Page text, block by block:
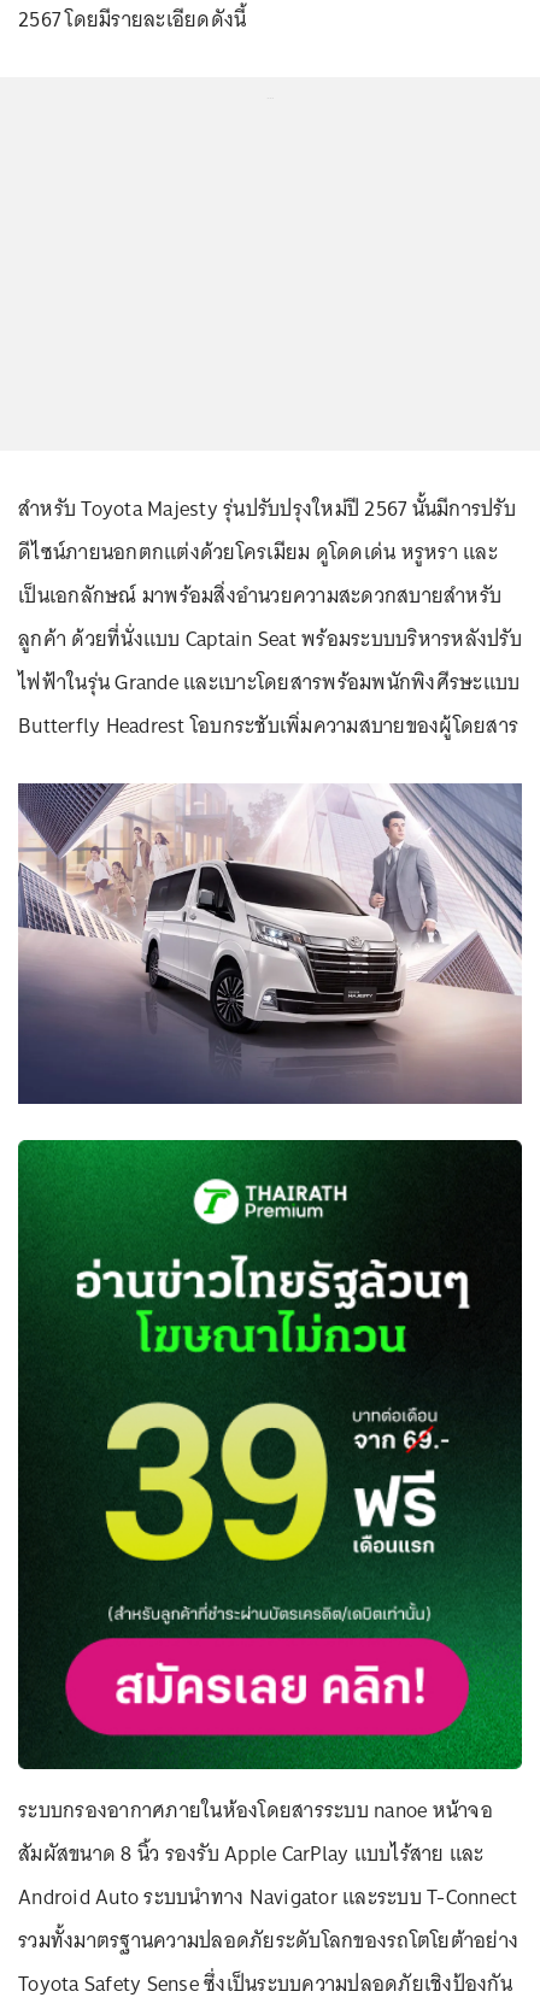
2567 โดยมีรายละเอียดดังนี้
สำหรับ Toyota Majesty รุ่นปรับปรุงใหม่ปี 2567 นั้นมีการปรับ
ดีไซน์ภายนอกตกแต่งด้วยโครเมียม ดูโดดเด่น หรูหรา และ
เป็นเอกลักษณ์ มาพร้อมสิ่งอำนวยความสะดวกสบายสำหรับ
ลูกค้า ด้วยที่นั่งแบบ Captain Seat พร้อมระบบบริหารหลังปรับ
ไฟฟ้าในรุ่น Grande และเบาะโดยสารพร้อมพนักพิงศีรษะแบบ
Butterfly Headrest โอบกระชับเพิ่มความสบายของผู้โดยสาร
ระบบกรองอากาศภายในห้องโดยสารระบบ nanoe หน้าจอ
สัมผัสขนาด 8 นิ้ว รองรับ Apple CarPlay แบบไร้สาย และ
Android Auto ระบบนำทาง Navigator และระบบ T-Connect
รวมทั้งมาตรฐานความปลอดภัยระดับโลกของรถโตโยต้าอย่าง
Toyota Safety Sense ซึ่งเป็นระบบความปลอดภัยเชิงป้องกัน